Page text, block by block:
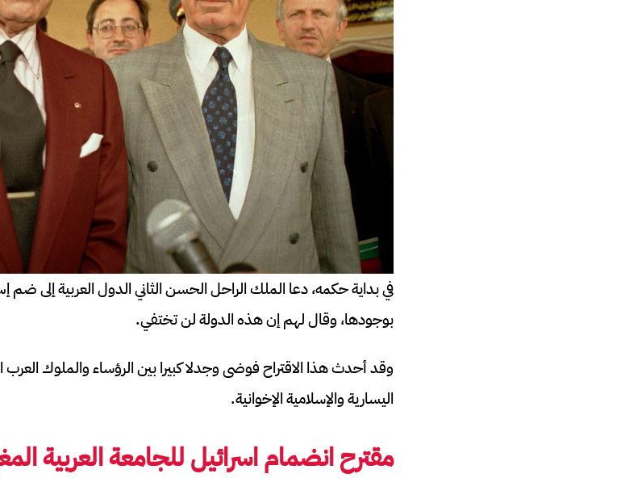
في بداية حكمه، دعا الملك الراحل الحسن الثاني الدول العربية إلى ضم
بوجودها، وقال لهم إن هذه الدولة لن تختفي.
وقد أحدث هذا الاقتراح فوضى وجدلا كبيرا بين الرؤساء والملوك العرب
اليسارية والإسلامية الإخوانية.
مقترحانضمام اسرائيل للجامعة العربية